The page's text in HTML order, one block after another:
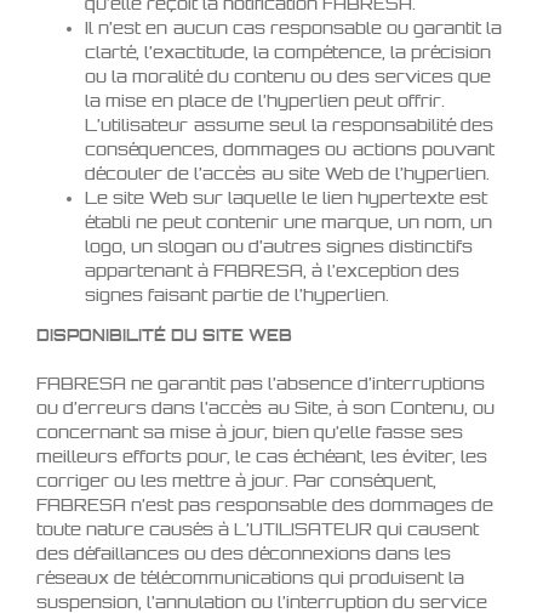
Il n’est en aucun cas responsable ou garantit la
clarté, l’exactitude, la compétence, la précision
ou la moralité du contenu ou des services que
la mise en place de l’hyperlien peut offrir.
L’utilisateur assume seul la responsabilité des
conséquences, dommages ou actions pouvant
découler de l’accès au site Web de l’hyperlien.
Le site Web sur laquelle le lien hypertexte est
établi ne peut contenir une marque, un nom, un
logo, un slogan ou d’autres signes distinctifs
appartenant à FABRESA, à l’exception des
signes faisant partie de l’hyperlien.
DISPONIBILITÉ DU SITE WEB
FABRESA ne garantit pas l’absence d’interruptions
ou d’erreurs dans l’accès au Site, à son Contenu, ou
concernant sa mise à jour, bien qu’elle fasse ses
meilleurs efforts pour, le cas échéant, les éviter, les
corriger ou les mettre à jour. Par conséquent,
FABRESA n’est pas responsable des dommages de
toute nature causés à L’UTILISATEUR qui causent
des défaillances ou des déconnexions dans les
réseaux de télécommunications qui produisent la
suspension, l’annulation ou l’interruption du service